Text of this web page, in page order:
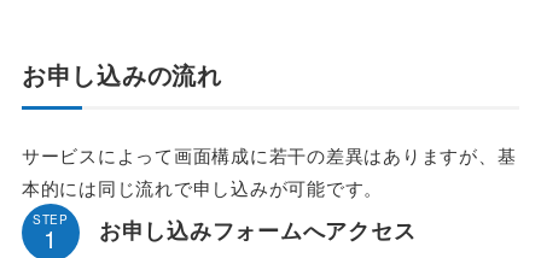
お申し込みの流れ
サービスによって画面構成に若干の差異はありますが、基
本的には同じ流れで申し込みが可能です。
STEP
1 お申し込みフォームへアクセス